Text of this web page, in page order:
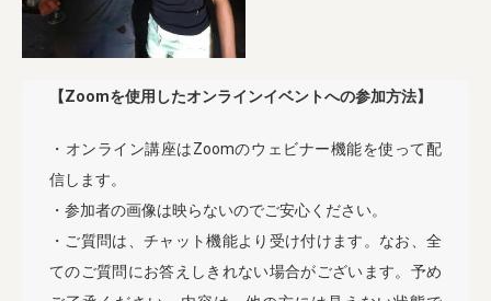
【Zoomを使用したオンラインイベントへの参加方法】
・オンライン講座はZoomのウェビナー機能を使って配
信します。
・参加者の画像は映らないのでご安心ください。
・ご質問は、チャット機能より受け付けます。なお、全
てのご質問にお答えしきれない場合がございます。予め